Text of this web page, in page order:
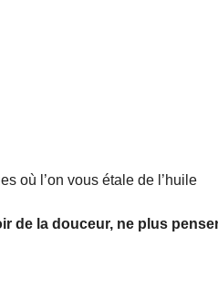
où l’on vous étale de l’huile
de la douceur, ne plus